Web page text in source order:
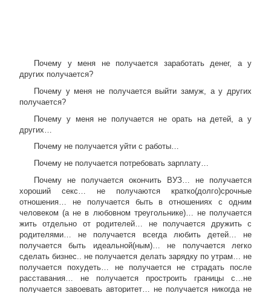
Почему у меня не получается заработать денег, а у
других получается?
Почему у меня не получается выйти замуж, а у других
получается?
Почему у меня не получается не орать на детей, а у
других…
Почему не получается уйти с работы…
Почему не получается потребовать зарплату…
Почему не получается окончить ВУЗ… не получается
хороший секс… не получаются кратко(долго)срочные
отношения… не получается быть в отношениях с одним
человеком (а не в любовном треугольнике)… не получается
жить отдельно от родителей… не получается дружить с
родителями… не получается всегда любить детей… не
получается быть идеальной(ным)… не получается легко
сделать бизнес.. не получается делать зарядку по утрам… не
получается похудеть… не получается не страдать после
расставания… не получается простроить границы с…не
получается завоевать авторитет… не получается никогда не